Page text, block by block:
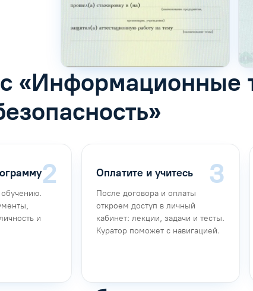
«Информационные
и
Оплатите и учитесь
После договора и оплаты
откроем доступ в личный
кабинет: лекции, задачи и тесты.
Куратор поможет с навигацией.